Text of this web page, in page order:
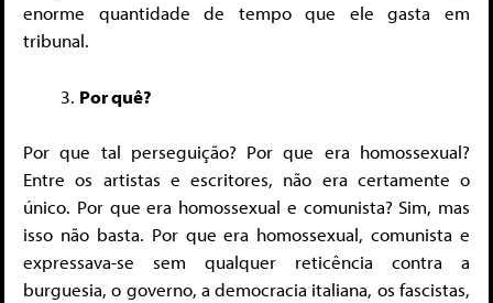
enorme quantidade de tempo que ele gasta em
tribunal.
Por quê?
Por que tal perseguição? Por que era homossexual?
Entre os artistas e escritores, não era certamente o
único. Por que era homossexual e comunista? Sim, mas
isso não basta. Por que era homossexual, comunista e
expressava-se sem qualquer reticência contra a
burguesia, o governo, a democracia italiana, os fascistas,